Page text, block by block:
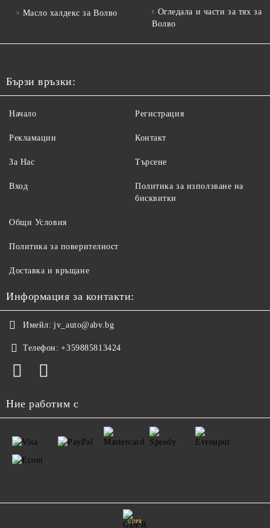
Масло халдекс за Волво
Огледала и части за тях за
Волво
Бързи връзки:
Начало
Рекламации
За Нас
Вход
Регистрация
Контакт
Търсене
Политика за използване на
бисквитки
Общи Условия
Политика за поверителност
Доставка и връщане
Информация за контакти:
Имейл: jv_auto@abv.bg
Телефон: +359885813424
Ние работим с
GDPR